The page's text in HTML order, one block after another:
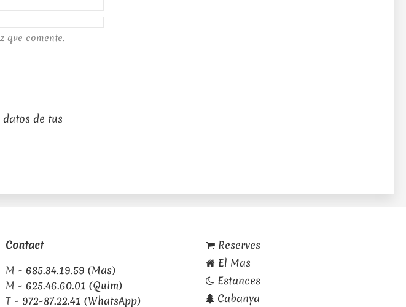
que comente.
datos de tus
Contact
M - 685.34.19.59 (Mas)
M - 625.46.60.01 (Quim)
T - 972-87.22.41 (WhatsApp)
Reserves
El Mas
Estances
Cabanya